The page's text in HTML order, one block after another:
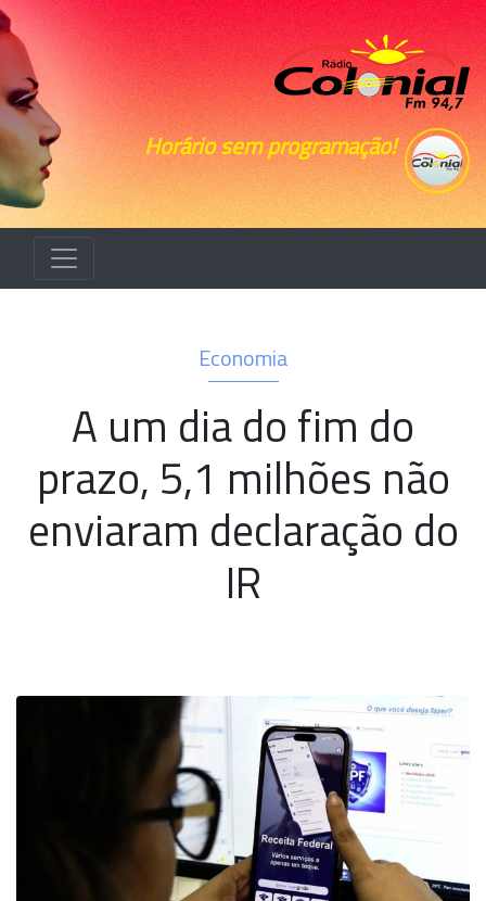
Horário sem programação!
Economia
A um dia do fim do
prazo, 5,1 milhões não
enviaram declaração do
IR